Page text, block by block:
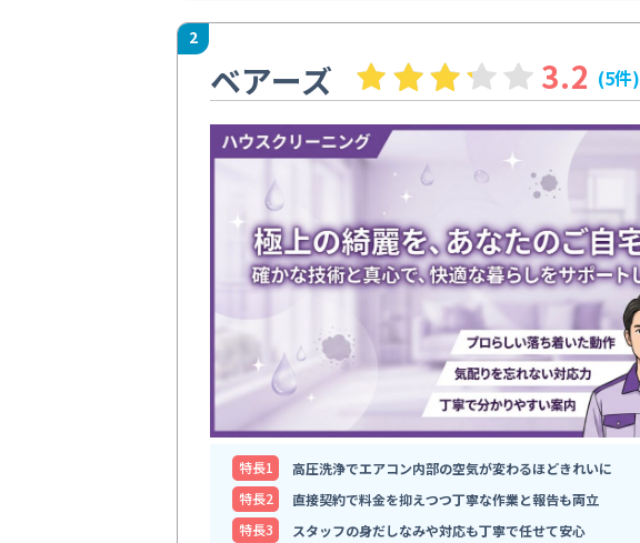
2
ベアーズ 3.2 (5件)
特⻑1
高圧洗浄でエアコン内部の空気が変わるほどきれいに
特⻑2
直接契約で料金を抑えつつ丁寧な作業と報告も両立
特⻑3
スタッフの身だしなみや対応も丁寧で任せて安心